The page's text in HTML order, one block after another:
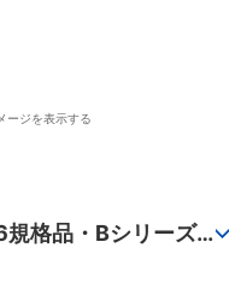
ージを表示する
格品・Bシリーズ）
】